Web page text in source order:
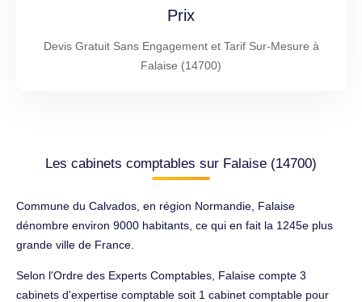
Prix
Devis Gratuit Sans Engagement et Tarif Sur-Mesure à
Falaise (14700)
Les cabinets comptables sur Falaise (14700)
Commune du Calvados, en région Normandie, Falaise
dénombre environ 9000 habitants, ce qui en fait la 1245e plus
grande ville de France.
Selon l'Ordre des Experts Comptables, Falaise compte 3
cabinets d'expertise comptable soit 1 cabinet comptable pour